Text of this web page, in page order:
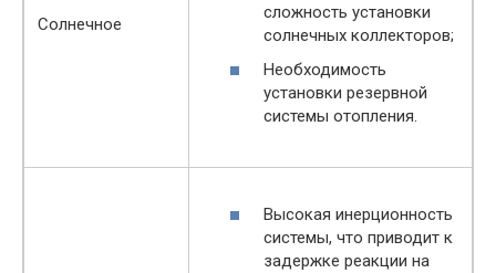
Солнечное
сложность установки
солнечных коллекторов;
Необходимость
установки резервной
системы отопления.
Высокая инерционность
системы, что приводит к
задержке реакции на